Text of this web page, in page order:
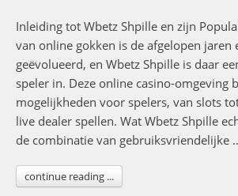
Inleiding tot Wbetz Shpille en zijn
van online gokken is de afgelopen jaren
geëvolueerd, en Wbetz Shpille is daar
speler in. Deze online casino-omgeving
mogelijkheden voor spelers, van slots
live dealer spellen. Wat Wbetz Shpille
de combinatie van gebruiksvriendelijke
continue reading ...